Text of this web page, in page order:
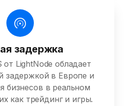
задержка
от LightNode обладает
задержкой в Европе и
бизнесов в реальном
как трейдинг и игры.